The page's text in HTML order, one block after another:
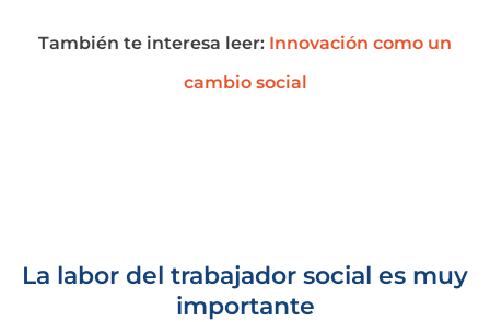
También te interesa leer: Innovación como un
cambio social
La labor del trabajador social es muy
importante